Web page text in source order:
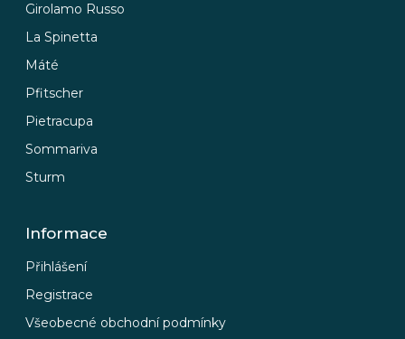
Girolamo Russo
La Spinetta
Máté
Pfitscher
Pietracupa
Sommariva
Sturm
Informace
Přihlášení
Registrace
Všeobecné obchodní podmínky